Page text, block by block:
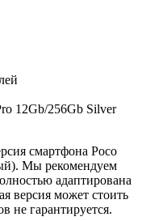
12Gb/256Gb Silver
смартфона Poco
Мы рекомендуем
адаптирована
версия может стоить
не гарантируется.